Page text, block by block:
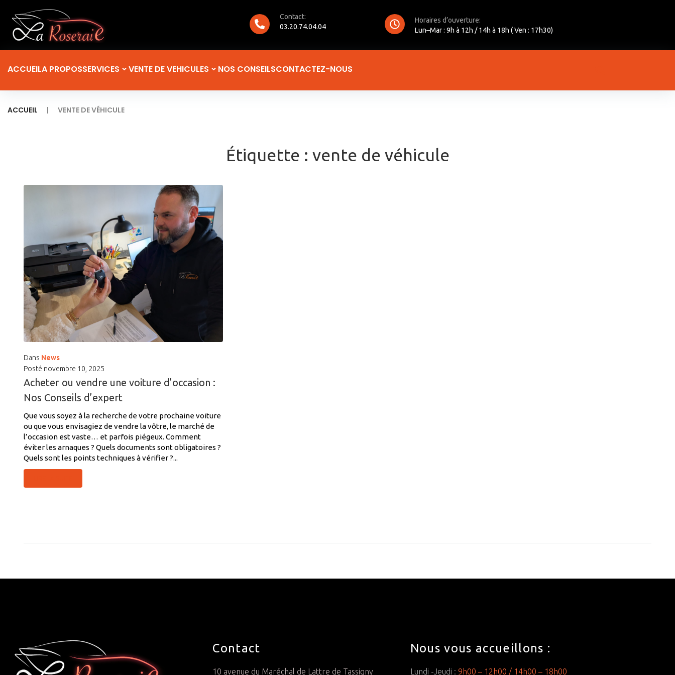
Contact:
03.20.74.04.04
Horaires d’ouverture:
Lun–Mar : 9h à 12h / 14h à 18h ( Ven : 17h30)
ACCUEILA PROPOSSERVICES VENTE DE VEHICULES NOS CONSEILSCONTACTEZ-NOUS
ACCUEIL | VENTE DE VÉHICULE
Étiquette : vente de véhicule
Dans News
Posté novembre 10, 2025
Acheter ou vendre une voiture d’occasion :
Nos Conseils d’expert
Que vous soyez à la recherche de votre prochaine voiture
ou que vous envisagiez de vendre la vôtre, le marché de
l’occasion est vaste… et parfois piégeux. Comment
éviter les arnaques ? Quels documents sont obligatoires ?
Quels sont les points techniques à vérifier ?...
Contact
10 avenue du Maréchal de Lattre de Tassigny
Nous vous accueillons :
Lundi -Jeudi : 9h00 – 12h00 / 14h00 – 18h00